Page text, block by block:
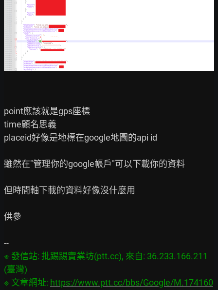
point應該就是gps座標
time顧名思義
placeid好像是地標在google地圖的api id
雖然在"管理你的google帳戶"可以下載你的資料
但時間軸下載的資料好像沒什麼用
供參
※ 發信站: 批踢踢實業坊(ptt.cc), 來自: 36.233.166.211
(臺灣)
※ 文章網址: https://www.ptt.cc/bbs/Google/M.174160